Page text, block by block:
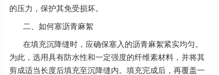
的压力，保护其免受损坏。
二、如何塞沥青麻絮
在填充沉降缝时，应确保塞入的沥青麻絮紧实均匀。
为此，选用具有防水性和一定强度的纤维素材料，并将其
剪成适当长度后填充至沉降缝内。填充完成后，再覆盖一